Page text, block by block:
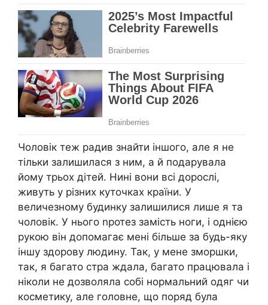
Чоловік теж радив знайти іншого, але я не
тільки залишилася з ним, а й подарувала
йому трьох дітей. Нині вони всі дорослі,
живуть у різних куточках країни. У
величезному будинку залишилися лише я та
чоловік. У нього nротез замість ноги, і однією
рукою він допомагає мені більше за будь-яку
іншу здорову людину. Так, у мене зморшки,
так, я багато стра ждала, багато працювала і
ніколи не дозволяла собі нормальний одяг чи
косметику, але головне, що поряд була